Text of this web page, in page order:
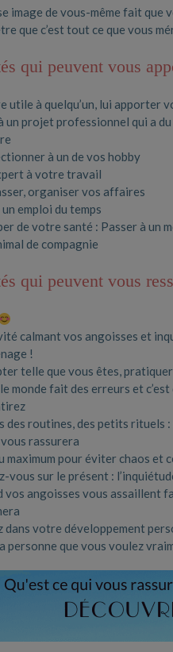
image de vous-même fait que
que c’est tout ce que vous
qui peuvent vous
utile à quelqu’un, lui apporter
un projet professionnel qui a
à un de vos hobby
à votre travail
organiser vos affaires
emploi du temps
de votre santé : Passer à un
de compagnie
qui peuvent vous
calmant vos angoisses et
!
telle que vous êtes, pratiquer
monde fait des erreurs et
des routines, des petits rituels
rassurera
maximum pour éviter chaos et
vous sur le présent :
vos angoisses vous assaillent
dans votre développement
personne que vous voulez